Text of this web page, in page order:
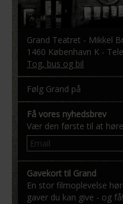
Grand Teatret - Mikkel
1460 København K -
Tog, bus og bil
Følg Grand på
Få vores nyhedsbrev
Vær den første til at
Gavekort til Grand
En stor filmoplevelse
gaver du kan give - og få!